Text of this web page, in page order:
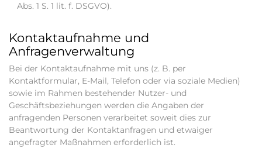
Abs. 1 S. 1 lit. f. DSGVO).
Kontaktaufnahme und
Anfragenverwaltung
Bei der Kontaktaufnahme mit uns (z. B. per
Kontaktformular, E-Mail, Telefon oder via soziale Medien)
sowie im Rahmen bestehender Nutzer- und
Geschäftsbeziehungen werden die Angaben der
anfragenden Personen verarbeitet soweit dies zur
Beantwortung der Kontaktanfragen und etwaiger
angefragter Maßnahmen erforderlich ist.